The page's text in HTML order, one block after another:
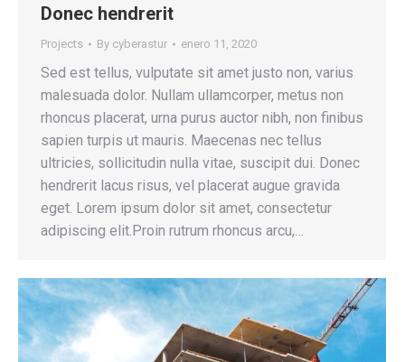
Donec hendrerit
Projects By cyberastur enero 11, 2020
Sed est tellus, vulputate sit amet justo non, varius
malesuada dolor. Nullam ullamcorper, metus non
rhoncus placerat, urna purus auctor nibh, non finibus
sapien turpis ut mauris. Maecenas nec tellus
ultricies, sollicitudin nulla vitae, suscipit dui. Donec
hendrerit lacus risus, vel placerat augue gravida
eget. Lorem ipsum dolor sit amet, consectetur
adipiscing elit.Proin rutrum rhoncus arcu,…